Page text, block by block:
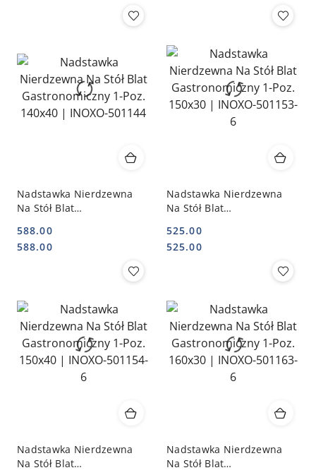
Nadstawka Nierdzewna
Na Stół Blat
140x40 | INOXO-501144
Cena:
588.00
Cena:
588.00
Nadstawka Nierdzewna
Na Stół Blat
150x30 | INOXO-501153-6
Cena:
525.00
Cena:
525.00
Nadstawka Nierdzewna
Na Stół Blat
Nadstawka Nierdzewna
Na Stół Blat